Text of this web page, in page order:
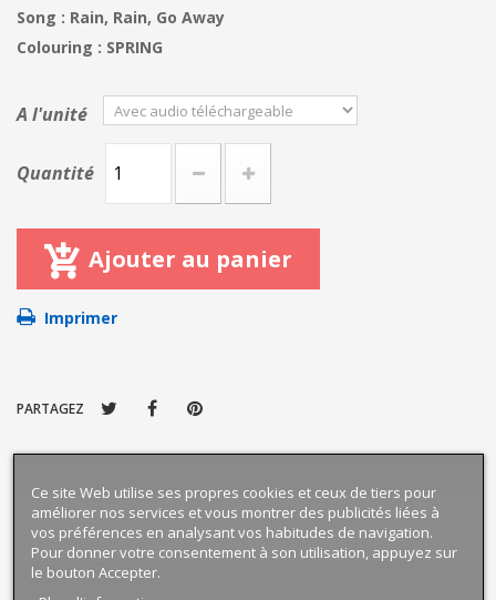
Song : Rain, Rain, Go Away
Colouring : SPRING
A l'unité
Quantité
Ajouter au panier
Imprimer
PARTAGEZ
Ce site Web utilise ses propres cookies et ceux de tiers pour
améliorer nos services et vous montrer des publicités liées à
vos préférences en analysant vos habitudes de navigation.
Pour donner votre consentement à son utilisation, appuyez sur
le bouton Accepter.